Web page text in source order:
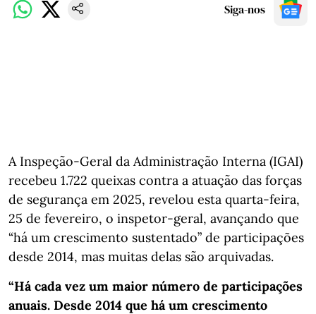
Siga-nos
A Inspeção-Geral da Administração Interna (IGAI)
recebeu 1.722 queixas contra a atuação das forças
de segurança em 2025, revelou esta quarta-feira,
25 de fevereiro, o inspetor-geral, avançando que
“há um crescimento sustentado” de participações
desde 2014, mas muitas delas são arquivadas.
“Há cada vez um maior número de participações
anuais. Desde 2014 que há um crescimento